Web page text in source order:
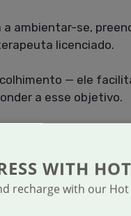
a ambientar-se,
licenciado.
— ele
a esse objetivo.
mas vale
o terapeuta
WITH
recharge with our